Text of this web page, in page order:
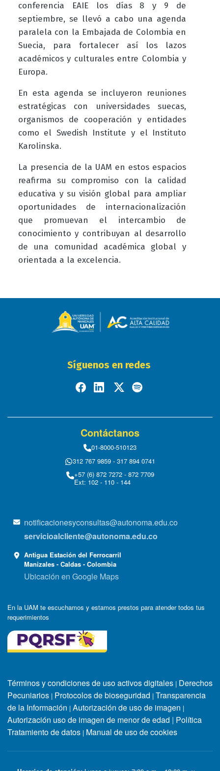
conferencia EAIE los días 8 y 9 de
septiembre, se llevó a cabo una agenda
paralela con la Embajada de Colombia en
Suecia, para fortalecer así los lazos
académicos y culturales entre Colombia y
Europa.
En esta agenda se incluyeron reuniones
estratégicas con universidades suecas,
organismos de cooperación y entidades
como el Swedish Institute y el Instituto
Karolinska.
La presencia de la UAM en estos espacios
reafirma su compromiso con la calidad
educativa y su visión global para ampliar
oportunidades de internacionalización
que promuevan el intercambio de
conocimiento y contribuyan al desarrollo
de una comunidad académica global y
orientada a la excelencia.
Síguenos en redes
Contáctanos
01-8000-510123
312 767 9859 - 317 894 0741
+57 (6) 872 7272 - 872 7709
Ext: 102 - 110 - 144
notificacionesyconsultas@autonoma.edu.co
servicioalcliente@autonoma.edu.co
Antigua Estación del Ferrocarril
Manizales - Caldas - Colombia
Ubicación en Google Maps
En la UAM te escuchamos y estamos prestos para atender todos tus
requerimientos
Términos y condiciones de uso activos digitales | Derechos
Pecuniarios | Protocolos de bioseguridad | Transparencia
de la Información | Autorización de uso de imagen |
Autorización uso de imagen de menor de edad | Política
Tratamiento de datos | Manual de uso de cookies